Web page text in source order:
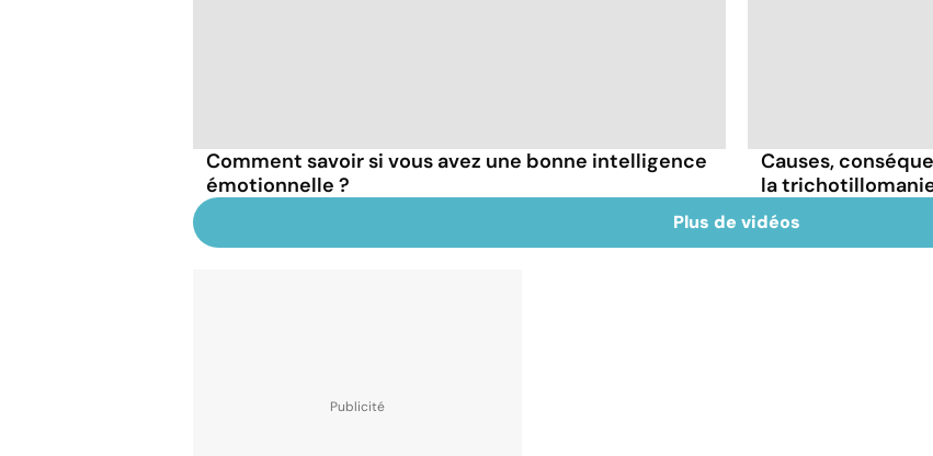
Comment savoir si vous avez une bonne intelligence
émotionnelle ?
Causes,
la
Plus de vidéos